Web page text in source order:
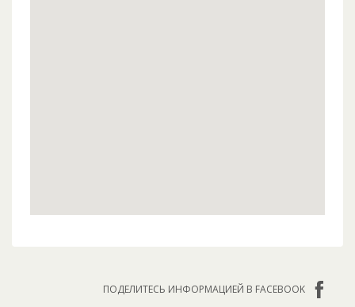
ПОДЕЛИТЕСЬ ИНФОРМАЦИЕЙ В FACEBOOK